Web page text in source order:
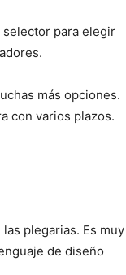
selector para elegir
más opciones.
con varios plazos.
plegarias. Es muy
de diseño